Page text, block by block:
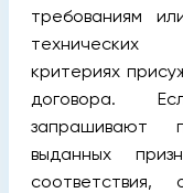
требованиям
критериях
договора.
запрашивают
выданных